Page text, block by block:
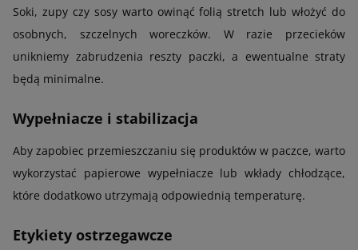
Soki, zupy czy sosy warto owinąć folią stretch lub włożyć do
osobnych, szczelnych woreczków. W razie przecieków
unikniemy zabrudzenia reszty paczki, a ewentualne straty
będą minimalne.
Wypełniacze i stabilizacja
Aby zapobiec przemieszczaniu się produktów w paczce, warto
wykorzystać papierowe wypełniacze lub wkłady chłodzące,
które dodatkowo utrzymają odpowiednią temperaturę.
Etykiety ostrzegawcze